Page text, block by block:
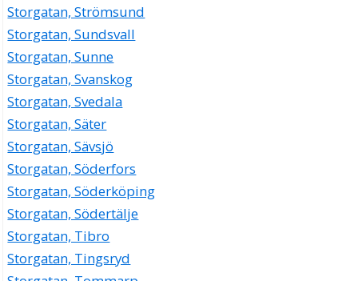
Storgatan, Strömsund
Storgatan, Sundsvall
Storgatan, Sunne
Storgatan, Svanskog
Storgatan, Svedala
Storgatan, Säter
Storgatan, Sävsjö
Storgatan, Söderfors
Storgatan, Söderköping
Storgatan, Södertälje
Storgatan, Tibro
Storgatan, Tingsryd